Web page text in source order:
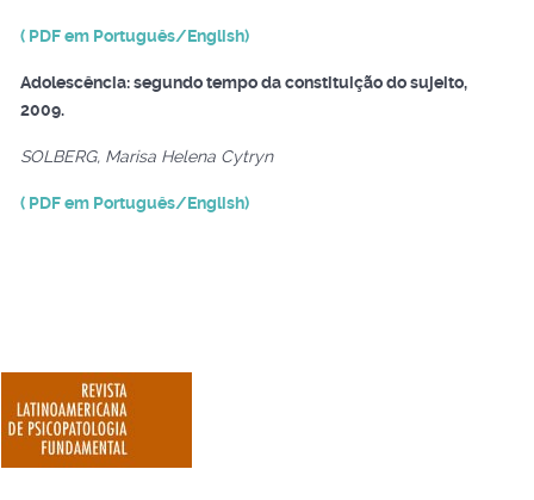
( PDF em Português/English)
Adolescência: segundo tempo da constituição do sujeito,
2009.
SOLBERG, Marisa Helena Cytryn
( PDF em Português/English)